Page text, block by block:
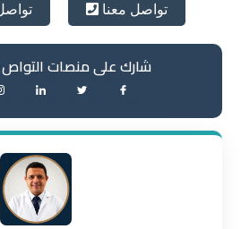
تواصل معنا
شارك على منصات التواص